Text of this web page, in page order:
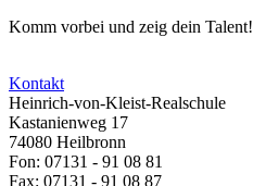
Komm vorbei und zeig dein Talent!
Kontakt
Heinrich-von-Kleist-Realschule
Kastanienweg 17
74080 Heilbronn
Fon: 07131 - 91 08 81
Fax: 07131 - 91 08 87